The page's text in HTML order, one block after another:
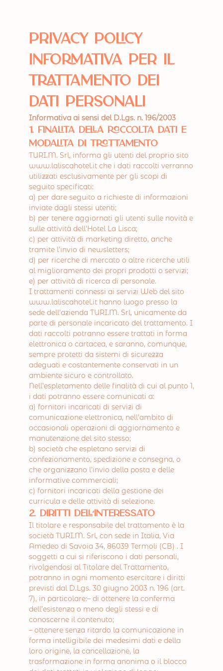
Privacy Policy
INFORMATIVA PER IL
TRATTAMENTO DEI
DATI PERSONALI
Informativa ai sensi del D.Lgs. n. 196/2003
1. Finalità della raccolta dati e
modalità di trattamento
TURI.M. Srl, informa gli utenti del proprio sito
www.laliscahotel.it che i dati raccolti verranno
utilizzati esclusivamente per gli scopi di
seguito specificati:
a) per dare seguito a richieste di informazioni
inviate dagli stessi utenti;
b) per tenere aggiornati gli utenti sulle novità e
sulle attività dell’Hotel La Lisca;
c) per attività di marketing diretto, anche
tramite l’invio di newsletters;
d) per ricerche di mercato o altre ricerche utili
al miglioramento dei propri prodotti o servizi;
e) per attività di ricerca di personale.
I trattamenti connessi ai servizi Web del sito
www.laliscahotel.it hanno luogo presso la
sede dell’azienda TURI.M. Srl, unicamente da
parte di personale incaricato del trattamento. I
dati raccolti potranno essere trattati in forma
elettronica o cartacea, e saranno, comunque,
sempre protetti da sistemi di sicurezza
adeguati e costantemente conservati in un
ambiente sicuro e controllato.
Nell’espletamento delle finalità di cui al punto 1,
i dati potranno essere comunicati a:
a) fornitori incaricati di servizi di
comunicazione elettronica, nell’ambito di
occasionali operazioni di aggiornamento e
manutenzione del sito stesso;
b) società che espletano servizi di
confezionamento, spedizione e consegna, o
che organizzano l’invio della posta e delle
informative commerciali;
c) fornitori incaricati della gestione dei
curricula e delle attività di selezione.
2. Diritti dell’interessato
Il titolare e responsabile del trattamento è la
società TURI.M. Srl, con sede in Italia, Via
Amedeo di Savoia 34, 86039 Termoli (CB) . I
soggetti a cui si riferiscono i dati personali,
rivolgendosi al Titolare del Trattamento,
potranno in ogni momento esercitare i diritti
previsti dal D.Lgs. 30 giugno 2003 n. 196 (art.
7), in particolare:– di ottenere la conferma
dell’esistenza o meno degli stessi e di
conoscerne il contenuto;
– ottenere senza ritardo la comunicazione in
forma intelligibile dei medesimi dati e della
loro origine, la cancellazione, la
trasformazione in forma anonima o il blocco